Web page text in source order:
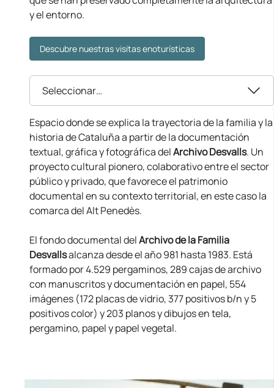
y el entorno.
Descubre nuestras visitas enoturísticas
Seleccionar…
Espacio donde se explica la trayectoria de la familia y la
historia de Cataluña a partir de la documentación
textual, gráfica y fotográfica delArchivo Desvalls. Un
proyecto cultural pionero, colaborativo entre el sector
público y privado, que favorece el patrimonio
documental en su contexto territorial, en este caso la
comarca del Alt Penedès.
El fondo documental delArchivo de la Familia
Desvallsalcanza desde el año 981 hasta 1983. Está
formado por 4.529 pergaminos, 289 cajas de archivo
con manuscritos y documentación en papel, 554
imágenes (172 placas de vidrio, 377 positivos b/n y 5
positivos color) y 203 planos y dibujos en tela,
pergamino, papel y papel vegetal.